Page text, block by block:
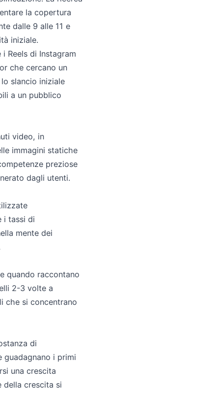
la copertura
dalle 9 alle 11 e
iniziale.
Reels di Instagram
che cercano un
slancio iniziale
a un pubblico
video, in
immagini statiche
preziose
dagli utenti.
i tassi di
mente dei
quando raccontano
2-3 volte a
che si concentrano
di
guadagnano i primi
una crescita
della crescita si